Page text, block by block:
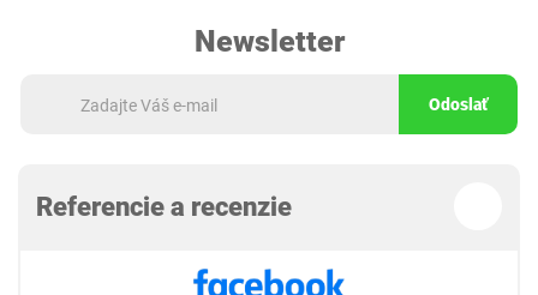
Newsletter
Odoslať
Referencie a recenzie